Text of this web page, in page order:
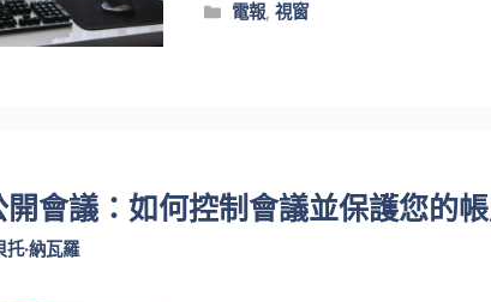
類
電報,視窗
會議：如何控制會議並保護您的
托·納瓦羅